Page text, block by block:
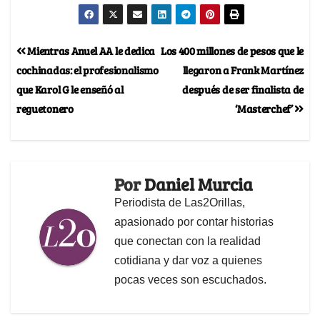
Los 400 millones de pesos que le
llegaron a Frank Martínez
después de ser finalista de
‘Masterchef’
Mientras Anuel AA le dedica
cochinadas: el profesionalismo
que Karol G le enseñó al
reguetonero
PorDaniel Murcia
Periodista de Las2Orillas,
apasionado por contar historias
que conectan con la realidad
cotidiana y dar voz a quienes
pocas veces son escuchados.